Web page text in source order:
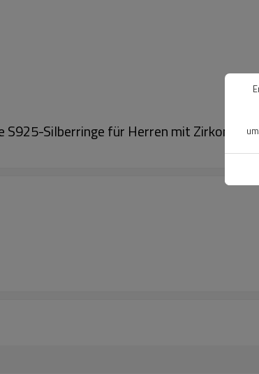
S925-Silberringe für Herren mit Zirkonia